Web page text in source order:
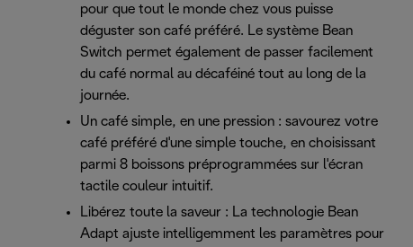
pour que tout le monde chez vous puisse
déguster son café préféré. Le système Bean
Switch permet également de passer facilement
du café normal au décaféiné tout au long de la
journée.
Un café simple, en une pression : savourez votre
café préféré d'une simple touche, en choisissant
parmi 8 boissons préprogrammées sur l'écran
tactile couleur intuitif.
Libérez toute la saveur : La technologie Bean
Adapt ajuste intelligemment les paramètres pour